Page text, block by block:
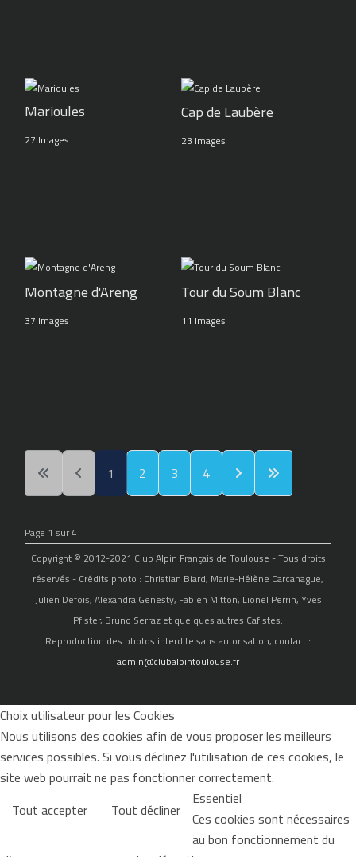
Marioules
27 Images
Cap de Laubère
23 Images
Montagne d'Areng
37 Images
Tour du Soum Blanc
11 Images
1 2 3 4
Page 1 sur 4
Copyright © 2012-2021 Club Alpin Français de Toulouse - Tous droits
réservés - Crédits photo : Christian Biard, Marie-Hélène Carcanague,
Julien Defois, Alexandra Genesty, Fabien Mitton, Lionel Perrin, Yves
Pfister, Bruno Serraz et quelques autres Cafistes.
Reproduction des photos interdite sans autorisation, contact :
admin@clubalpintoulouse.fr
Choix utilisateur pour les Cookies
Nous utilisons des cookies afin de vous proposer les meilleurs
services possibles. Si vous déclinez l'utilisation de ces cookies, le
site web pourrait ne pas fonctionner correctement.
Tout accepter
Tout décliner Essentiel
Ces cookies sont nécessaires
au bon fonctionnement du